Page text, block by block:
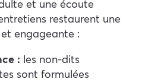
et une écoute
restaurent une
engageante :
: les non-dits
sont formulées